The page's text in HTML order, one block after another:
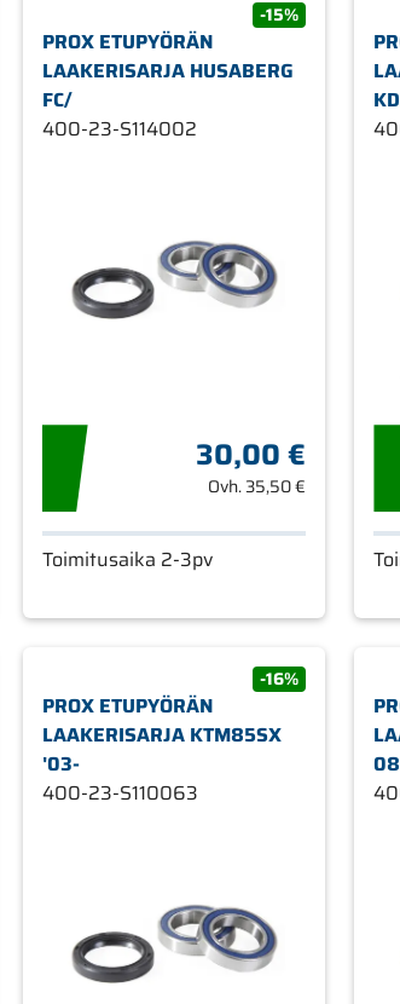
-15%
PROX ETUPYÖRÄN
LAAKERISARJA HUSABERG
FC/
400-23-S114002
30,00 €
Ovh.35,50 €
Toimitusaika 2-3pv
-16%
PROX ETUPYÖRÄN
LAAKERISARJA KTM85SX
'03-
400-23-S110063
08